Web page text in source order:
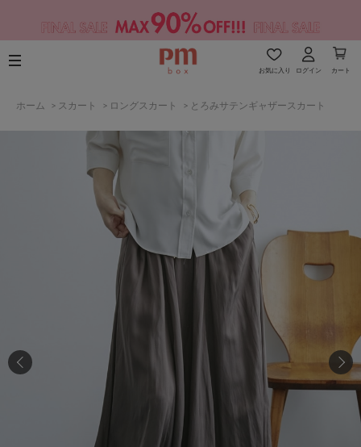
お気に入り ログイン カート
ホーム > スカート > ロングスカート > とろみサテンギャザースカート